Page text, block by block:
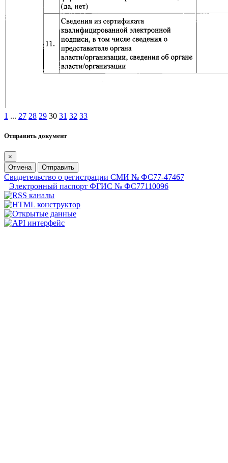
1 ... 27 28 29 30 31 32 33
Отправить документ
×
Отмена
Отправить
Свидетельство о регистрации СМИ № ФС77-47467
Электронный паспорт ФГИС № ФС77110096